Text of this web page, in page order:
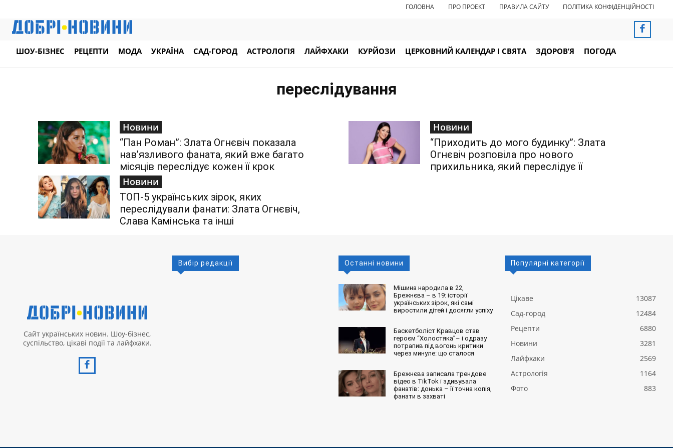
ГОЛОВНА ПРО ПРОЕКТ ПРАВИЛА САЙТУ ПОЛІТИКА КОНФІДЕНЦІЙНОСТІ
ШОУ-БІЗНЕС РЕЦЕПТИ МОДА УКРАЇНА САД-ГОРОД АСТРОЛОГІЯ ЛАЙФХАКИ КУРЙОЗИ ЦЕРКОВНИЙ КАЛЕНДАР І СВЯТА ЗДОРОВ’Я ПОГОДА
переслідування
Новини
“Пан Роман”: Злата Огнєвіч показала
нав’язливого фаната, який вже багато
місяців переслідує кожен її крок
Новини
“Приходить до мого будинку”: Злата
Огнєвіч розповіла про нового
прихильника, який переслідує її
Новини
ТОП-5 українських зірок, яких
переслідували фанати: Злата Огнєвіч,
Слава Камінська та інші
Сайт українських новин. Шоу-бізнес,
суспільство, цікаві події та лайфхаки.
Вибір редакції Останні новини
Мішина народила в 22,
Брежнєва – в 19: історії
українських зірок, які самі
виростили дітей і досягли успіху
Баскетболіст Кравцов став
героєм “Холостяка”– і одразу
потрапив під вогонь критики
через минуле: що сталося
Брежнєва записала трендове
відео в TikTok і здивувала
фанатів: донька – її точна копія,
фанати в захваті
Популярні категорії
Цікаве
13087
Сад-город
12484
Рецепти
6880
Новини
3281
Лайфхаки
2569
Астрологія
1164
Фото
883